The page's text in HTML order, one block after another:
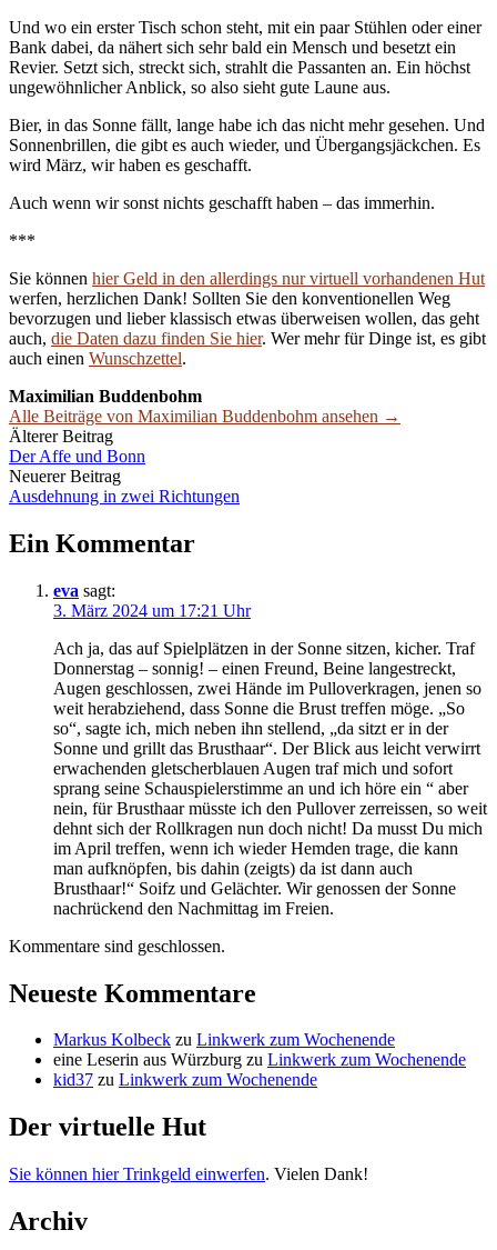
Und wo ein erster Tisch schon steht, mit ein paar Stühlen oder einer
Bank dabei, da nähert sich sehr bald ein Mensch und besetzt ein
Revier. Setzt sich, streckt sich, strahlt die Passanten an. Ein höchst
ungewöhnlicher Anblick, so also sieht gute Laune aus.
Bier, in das Sonne fällt, lange habe ich das nicht mehr gesehen. Und
Sonnenbrillen, die gibt es auch wieder, und Übergangsjäckchen. Es
wird März, wir haben es geschafft.
Auch wenn wir sonst nichts geschafft haben – das immerhin.
***
Sie können hier Geld in den allerdings nur virtuell vorhandenen Hut
werfen, herzlichen Dank! Sollten Sie den konventionellen Weg
bevorzugen und lieber klassisch etwas überweisen wollen, das geht
auch, die Daten dazu finden Sie hier. Wer mehr für Dinge ist, es gibt
auch einen Wunschzettel.
Maximilian Buddenbohm
Alle Beiträge von Maximilian Buddenbohm ansehen →
Beitrags-
Navigation
Älterer Beitrag
Der Affe und Bonn
Neuerer Beitrag
Ausdehnung in zwei Richtungen
Ein Kommentar
eva sagt:
3. März 2024 um 17:21 Uhr
Ach ja, das auf Spielplätzen in der Sonne sitzen, kicher. Traf
Donnerstag – sonnig! – einen Freund, Beine langestreckt,
Augen geschlossen, zwei Hände im Pulloverkragen, jenen so
weit herabziehend, dass Sonne die Brust treffen möge. „So
so“, sagte ich, mich neben ihn stellend, „da sitzt er in der
Sonne und grillt das Brusthaar“. Der Blick aus leicht verwirrt
erwachenden gletscherblauen Augen traf mich und sofort
sprang seine Schauspielerstimme an und ich höre ein “ aber
nein, für Brusthaar müsste ich den Pullover zerreissen, so weit
dehnt sich der Rollkragen nun doch nicht! Da musst Du mich
im April treffen, wenn ich wieder Hemden trage, die kann
man aufknöpfen, bis dahin (zeigts) da ist dann auch
Brusthaar!“ Soifz und Gelächter. Wir genossen der Sonne
nachrückend den Nachmittag im Freien.
Kommentare sind geschlossen.
Neueste Kommentare
Markus Kolbeck zu Linkwerk zum Wochenende
eine Leserin aus Würzburg zu Linkwerk zum Wochenende
kid37 zu Linkwerk zum Wochenende
Der virtuelle Hut
Sie können hier Trinkgeld einwerfen. Vielen Dank!
Archiv